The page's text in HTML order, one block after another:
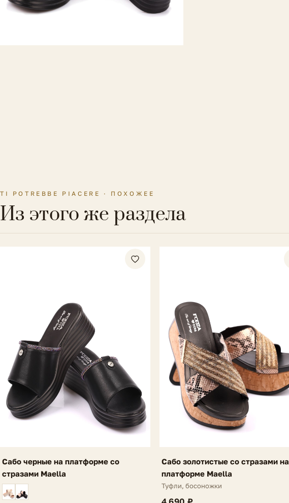
TI POTREBBE PIACERE · ПОХОЖЕЕ
Из этого же раздела
Сабо черные на платформе со
стразами Maella
Сабо золотистые со стразами на
платформе Maella
Туфли, босоножки